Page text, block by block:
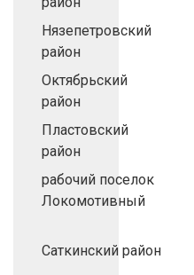
Нязепетровский
район
Октябрьский
район
Пластовский
район
рабочий поселок
Локомотивный
Саткинский район